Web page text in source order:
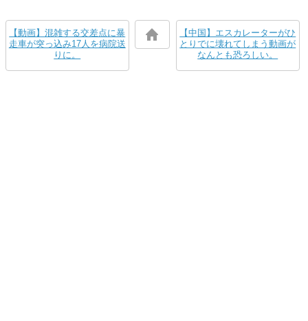
【動画】混雑する交差点に暴
走車が突っ込み17人を病院送
りに。
【中国】エスカレーターがひ
とりでに壊れてしまう動画が
なんとも恐ろしい。